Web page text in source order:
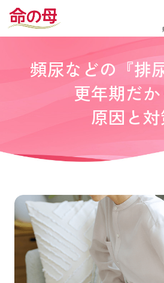
頻尿などの『排
更年期だか
原因と